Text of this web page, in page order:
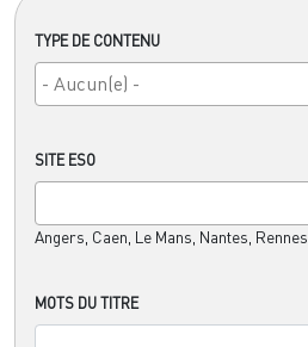
TYPE DE CONTENU
SITE ESO
Angers, Caen, Le Mans, Nantes, Rennes
MOTS DU TITRE